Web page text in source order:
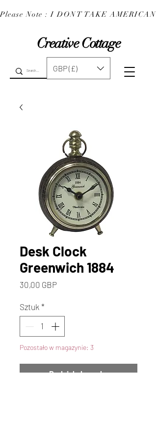
Creative Cottage
Please Note : I DONT TAKE
GBP (£)
Desk Clock
Greenwich 1884
30,00 GBPCena
Sztuk *
Pozostało w magazynie: 3
Dodaj do koszyka